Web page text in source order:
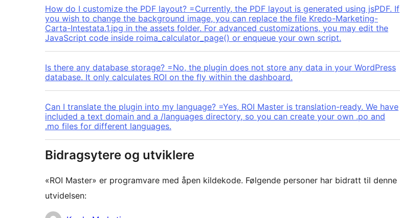
How do I customize the PDF layout? =Currently, the PDF layout is generated using jsPDF. If
you wish to change the background image, you can replace the file Kredo-Marketing-
Carta-Intestata.1.jpg in the assets folder. For advanced customizations, you may edit the
JavaScript code inside roima_calculator_page() or enqueue your own script.
Is there any database storage? =No, the plugin does not store any data in your WordPress
database. It only calculates ROI on the fly within the dashboard.
Can I translate the plugin into my language? =Yes, ROI Master is translation-ready. We have
included a text domain and a /languages directory, so you can create your own .po and
.mo files for different languages.
Bidragsytere og utviklere
«ROI Master» er programvare med åpen kildekode. Følgende personer har bidratt til denne
utvidelsen: